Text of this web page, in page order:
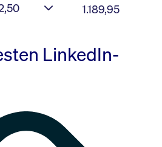
1.189,95
LinkedIn-